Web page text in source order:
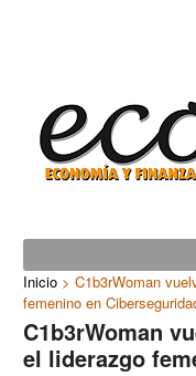
Inicio > C1b3rWoman
femenino en
C1b3rWoman
el liderazgo